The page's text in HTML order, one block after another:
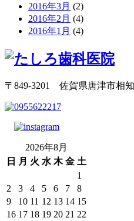
2016年3月 (2)
2016年2月 (4)
2016年1月 (4)
〒849-3201 佐賀県唐津市相
2026年8月
日
月 火 水 木 金 土
1
2
3 4 5 6 7
8
9
10 11 12 13 14 15
16 17 18 19 20 21 22